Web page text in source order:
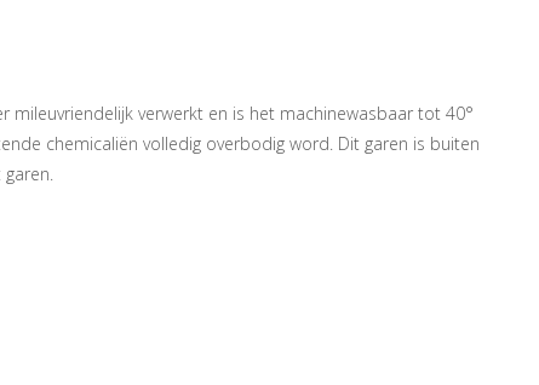
mileuvriendelijk verwerkt en is het machinewasbaar tot 40°
chemicaliën volledig overbodig word. Dit garen is buiten